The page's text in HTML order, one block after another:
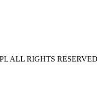
ALL RIGHTS RESERVED